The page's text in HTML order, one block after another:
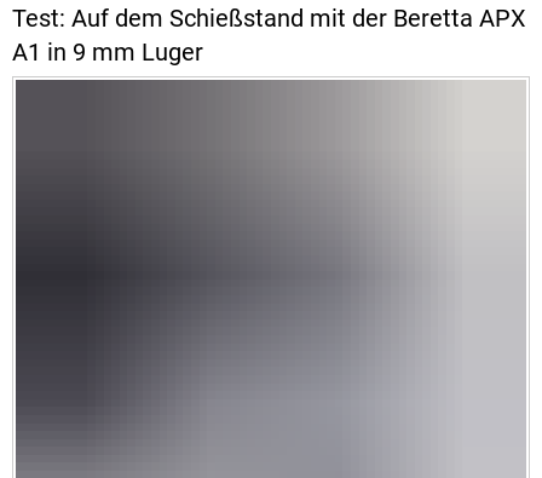
Test: Auf dem Schießstand mit der Beretta APX
A1 in 9 mm Luger